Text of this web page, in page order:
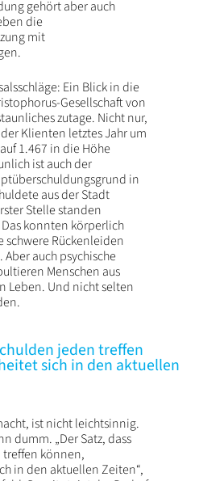
gehört aber auch
die
mit
Ein Blick in die
Gesellschaft von
zutage. Nicht nur,
Klienten letztes Jahr um
1.467 in die Höhe
ist auch der
in
aus der Stadt
Stelle standen
konnten körperlich
schwere Rückenleiden
auch psychische
Menschen aus
Leben. Und nicht selten
jeden treffen
sich in den aktuellen
ist nicht leichtsinnig.
dumm. „Der Satz, dass
können,
in den aktuellen Zeiten“,